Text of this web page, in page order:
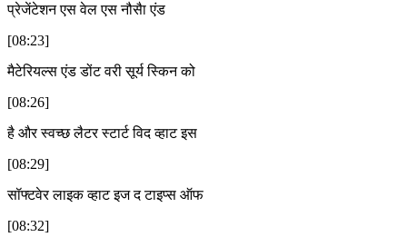
प्रेजेंटेशन एस वेल एस नौसैा एंड
[08:23]
मैटेरियल्स एंड डोंट वरी सूर्य स्किन को
[08:26]
है और स्वच्छ लैटर स्टार्ट विद व्हाट इस
[08:29]
सॉफ्टवेर लाइक व्हाट इज द टाइप्स ऑफ
[08:32]